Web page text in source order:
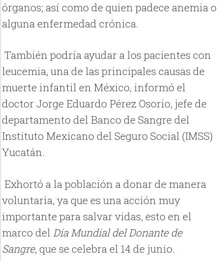
órganos; así como de quien padece anemia o
alguna enfermedad crónica.
También podría ayudar a los pacientes con
leucemia, una de las principales causas de
muerte infantil en México, informó el
doctor Jorge Eduardo Pérez Osorio, jefe de
departamento del Banco de Sangre del
Instituto Mexicano del Seguro Social (IMSS)
Yucatán.
Exhortó a la población a donar de manera
voluntaria, ya que es una acción muy
importante para salvar vidas, esto en el
marco del Día Mundial del Donante de
Sangre, que se celebra el 14 de junio.